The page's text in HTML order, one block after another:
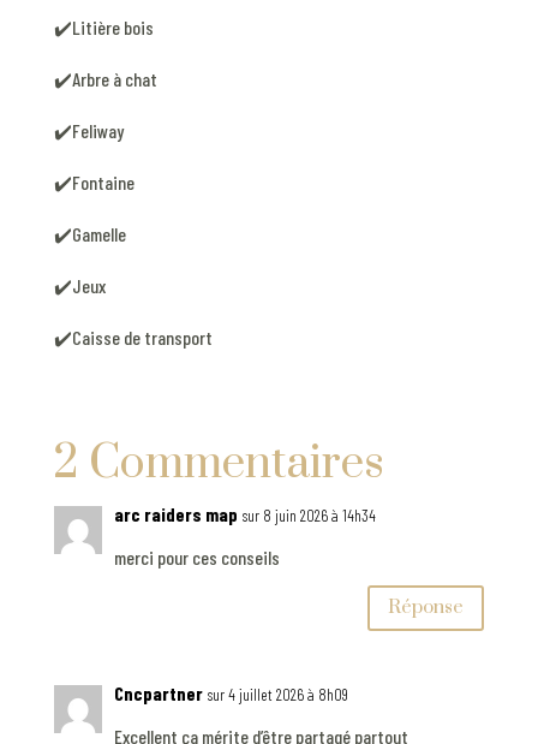
✔️Litière bois
✔️Arbre à chat
✔️Feliway
✔️Fontaine
✔️Gamelle
✔️Jeux
✔️Caisse de transport
2 Commentaires
arc raiders map sur 8 juin 2026 à 14h34
merci pour ces conseils
Réponse
Cncpartner sur 4 juillet 2026 à 8h09
Excellent ça mérite d’être partagé partout